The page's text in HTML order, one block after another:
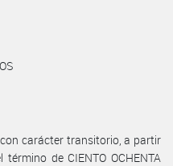
con carácter transitorio, a partir
de CIENTO OCHENTA